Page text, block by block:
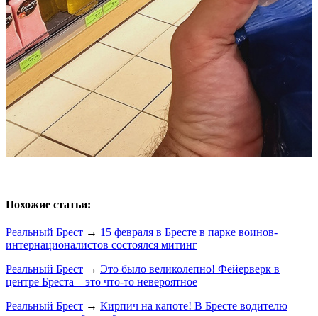
Похожие статьи:
Реальный Брест → 15 февраля в Бресте в парке воинов-
интернационалистов состоялся митинг
Реальный Брест → Это было великолепно! Фейерверк в
центре Бреста – это что-то невероятное
Реальный Брест → Кирпич на капоте! В Бресте водителю